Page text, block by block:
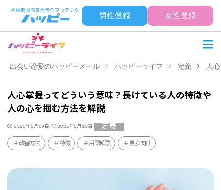
男性登録 女性登録
出会い恋愛のハッピーメール ハッピーライフ 定義 人
人心掌握ってどういう意味？長けている人の特徴や
人の心を掴む方法を解説
2025年5月19日 2025年5月10日 定義
改善方法 特徴 用語解説 男女向け